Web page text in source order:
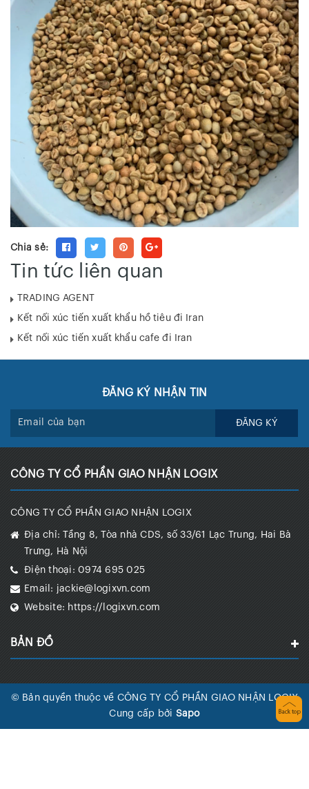
Chia sẻ:
Tin tức liên quan
TRADING AGENT
Kết nối xúc tiến xuất khẩu hồ tiêu đi Iran
Kết nối xúc tiến xuất khẩu cafe đi Iran
ĐĂNG KÝ NHẬN TIN
ĐĂNG KÝ
CÔNG TY CỔ PHẦN GIAO NHẬN LOGIX
CÔNG TY CỔ PHẦN GIAO NHẬN LOGIX
Địa chỉ:Tầng 8, Tòa nhà CDS, số 33/61 Lạc Trung, Hai Bà
Trưng, Hà Nội
Điện thoại: 0974 695 025
Email: jackie@logixvn.com
Website: https://logixvn.com
BẢN ĐỒ
© Bản quyền thuộc về CÔNG TY CỔ PHẦN GIAO NHẬN LOGIX
Cung cấp bởi Sapo